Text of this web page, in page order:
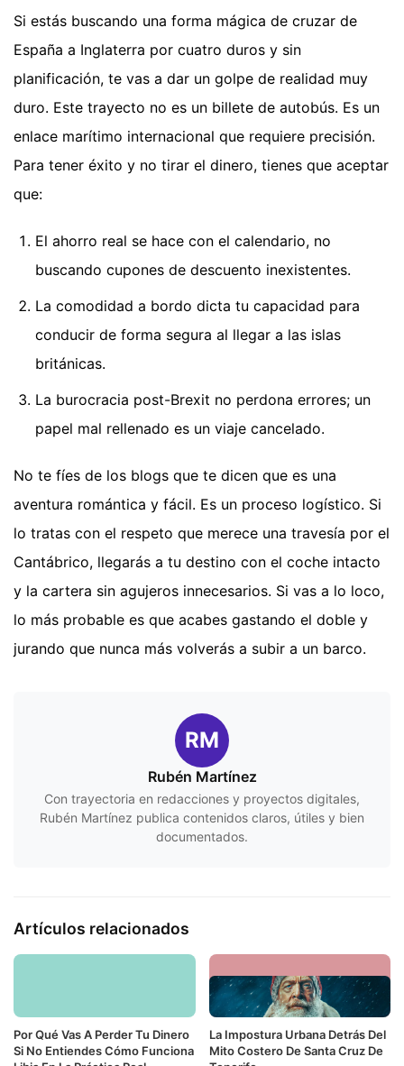
Si estás buscando una forma mágica de cruzar de
España a Inglaterra por cuatro duros y sin
planificación, te vas a dar un golpe de realidad muy
duro. Este trayecto no es un billete de autobús. Es un
enlace marítimo internacional que requiere precisión.
Para tener éxito y no tirar el dinero, tienes que aceptar
que:
El ahorro real se hace con el calendario, no
buscando cupones de descuento inexistentes.
La comodidad a bordo dicta tu capacidad para
conducir de forma segura al llegar a las islas
británicas.
La burocracia post-Brexit no perdona errores; un
papel mal rellenado es un viaje cancelado.
No te fíes de los blogs que te dicen que es una
aventura romántica y fácil. Es un proceso logístico. Si
lo tratas con el respeto que merece una travesía por el
Cantábrico, llegarás a tu destino con el coche intacto
y la cartera sin agujeros innecesarios. Si vas a lo loco,
lo más probable es que acabes gastando el doble y
jurando que nunca más volverás a subir a un barco.
RM
Rubén Martínez
Con trayectoria en redacciones y proyectos digitales,
Rubén Martínez publica contenidos claros, útiles y bien
documentados.
Artículos relacionados
Por Qué Vas A Perder Tu Dinero
Si No Entiendes Cómo Funciona
La Impostura Urbana Detrás Del
Mito Costero De Santa Cruz De